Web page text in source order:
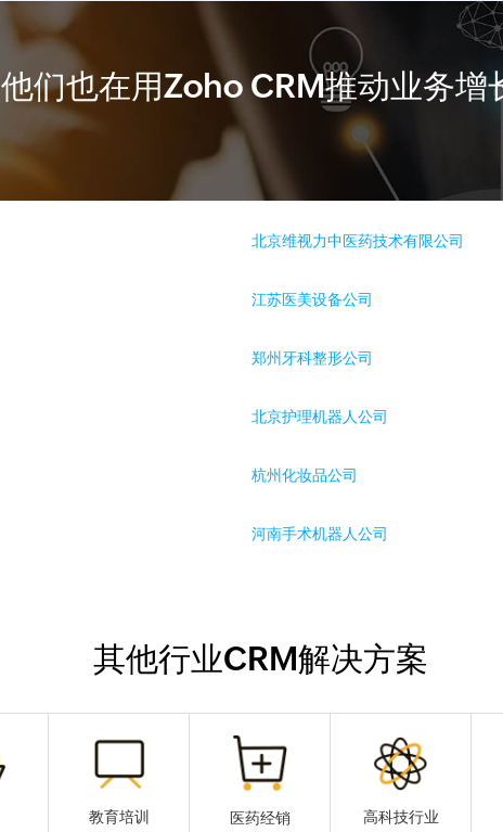
他们也在用Zoho CRM推动业务增
北京维视力中医药技术有限公司
江苏医美设备公司
郑州牙科整形公司
北京护理机器人公司
杭州化妆品公司
河南手术机器人公司
其他行业CRM解决方案
教育培训 医药经销 高科技行业